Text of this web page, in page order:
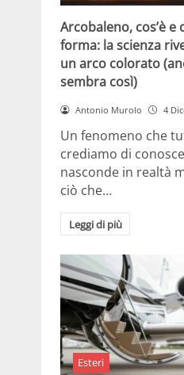
Arcobaleno, cos’è e
forma: la scienza
un arco colorato
sembra così)
Antonio Murolo 4
Un fenomeno che
crediamo di
nasconde in realtà
ciò che…
Leggi di più
Esteri